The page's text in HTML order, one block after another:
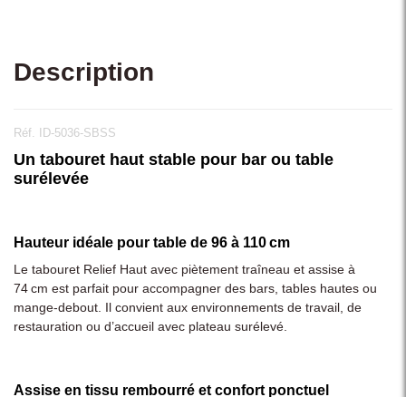
Description
Réf. ID-5036-SBSS
Un tabouret haut stable pour bar ou table
surélevée
Hauteur idéale pour table de 96 à 110 cm
Le tabouret Relief Haut avec piètement traîneau et assise à
74 cm est parfait pour accompagner des bars, tables hautes ou
mange-debout. Il convient aux environnements de travail, de
restauration ou d’accueil avec plateau surélevé.
Assise en tissu rembourré et confort ponctuel